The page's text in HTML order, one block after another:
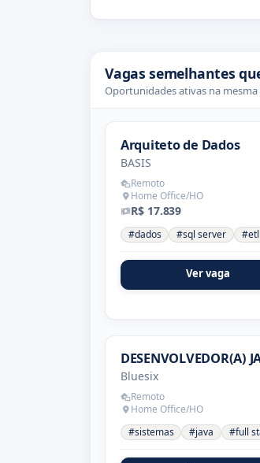
Vagas semelhantes
Oportunidades ativas na
Arquiteto de Dados
BASIS
Remoto
Home Office/HO
R$ 17.839
#dados #sql server #etl
Ver vaga
DESENVOLVEDOR(A)
Bluesix
Remoto
Home Office/HO
#sistemas
#java #full